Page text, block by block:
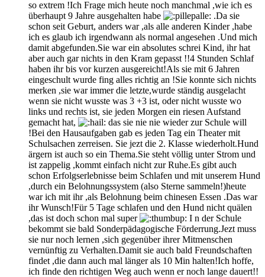
so extrem !Ich Frage mich heute noch manchmal ,wie ich es
überhaupt 9 Jahre ausgehalten habe
.Da sie
schon seit Geburt, anders war ,als alle anderen Kinder ,habe
ich es glaub ich irgendwann als normal angesehen .Und mich
damit abgefunden.Sie war ein absolutes schrei Kind, ihr hat
aber auch gar nichts in den Kram gepasst !!4 Stunden Schlaf
haben ihr bis vor kurzen ausgereicht!Als sie mit 6 Jahren
eingeschult wurde fing alles richtig an !Sie konnte sich nichts
merken ,sie war immer die letzte,wurde ständig ausgelacht
wenn sie nicht wusste was 3 +3 ist, oder nicht wusste wo
links und rechts ist, sie jeden Morgen ein riesen Aufstand
gemacht hat,
das sie nie nie wieder zur Schule will
!Bei den Hausaufgaben gab es jeden Tag ein Theater mit
Schulsachen zerreisen. Sie jezt die 2. Klasse wiederholt.Hund
ärgern ist auch so ein Thema.Sie steht völlig unter Strom und
ist zappelig ,kommt einfach nicht zur Ruhe.Es gibt auch
schon Erfolgserlebnisse beim Schlafen und mit unserem Hund
,durch ein Belohnungssystem (also Sterne sammeln!)heute
war ich mit ihr ,als Belohnung beim chinesen Essen .Das war
ihr Wunsch!Für 5 Tage schlafen und den Hund nicht quälen
,das ist doch schon mal super
I n der Schule
bekommt sie bald Sonderpädagogische Förderrung.Jezt muss
sie nur noch lernen ,sich gegenüber ihrer Mitmenschen
vernünftig zu Verhalten.Damit sie auch bald Freundschaften
findet ,die dann auch mal länger als 10 Min halten!Ich hoffe,
ich finde den richtigen Weg auch wenn er noch lange dauert!!